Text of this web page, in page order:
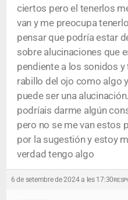
ciertos pero el tenerlos
van y me preocupa
pensar que podría estar
sobre alucinaciones que
pendiente a los sonidos y
rabillo del ojo como algo
puede ser una
podríais darme algún
pero no se me van estos
por la sugestión y estoy
verdad tengo algo
6 de setembre de 2024 a les 17:30